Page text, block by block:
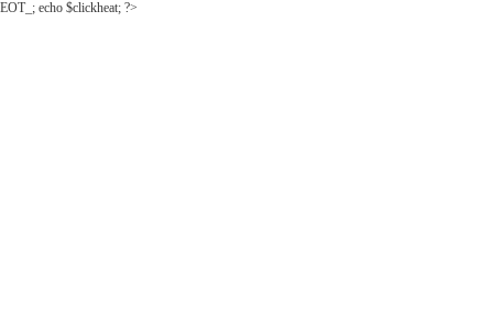
EOT_; echo $clickheat; ?>